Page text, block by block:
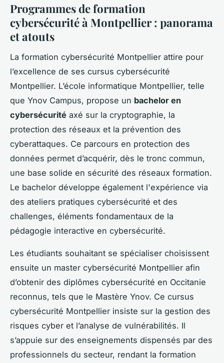
Programmes de formation
cybersécurité à Montpellier : panorama
et atouts
La formation cybersécurité Montpellier attire pour
l’excellence de ses cursus cybersécurité
Montpellier. L’école informatique Montpellier, telle
que Ynov Campus, propose un bachelor en
cybersécurité axé sur la cryptographie, la
protection des réseaux et la prévention des
cyberattaques. Ce parcours en protection des
données permet d’acquérir, dès le tronc commun,
une base solide en sécurité des réseaux formation.
Le bachelor développe également l'expérience via
des ateliers pratiques cybersécurité et des
challenges, éléments fondamentaux de la
pédagogie interactive en cybersécurité.
Les étudiants souhaitant se spécialiser choisissent
ensuite un master cybersécurité Montpellier afin
d’obtenir des diplômes cybersécurité en Occitanie
reconnus, tels que le Mastère Ynov. Ce cursus
cybersécurité Montpellier insiste sur la gestion des
risques cyber et l’analyse de vulnérabilités. Il
s’appuie sur des enseignements dispensés par des
professionnels du secteur, rendant la formation